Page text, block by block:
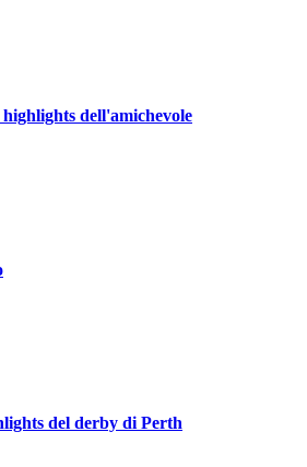
dell'amichevole
del derby di Perth